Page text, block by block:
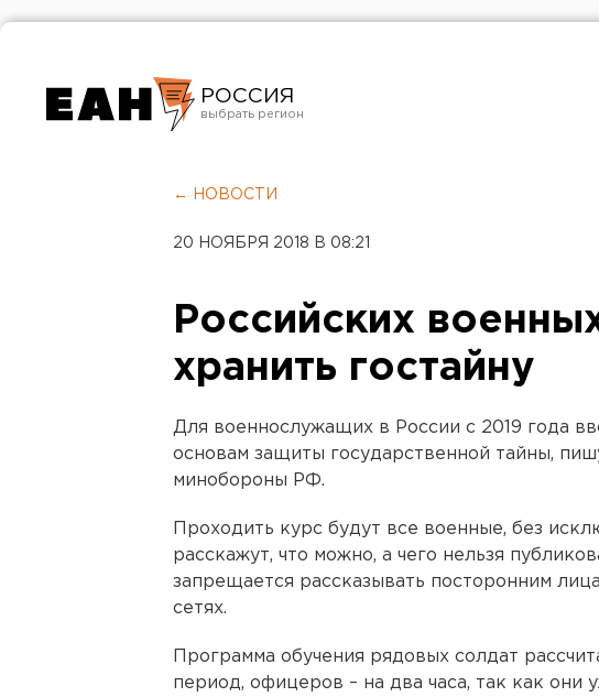
РОССИЯ
Челябинск
← НОВОСТИ
20 НОЯБРЯ 2018 В 08:21
Российских
хранить гостайну
Для военнослужащих в России с 2019 года
основам защиты государственной тайны,
минобороны РФ.
Проходить курс будут все военные, без
расскажут, что можно, а чего нельзя
запрещается рассказывать посторонним
сетях.
Программа обучения рядовых солдат
период, офицеров – на два часа, так как они